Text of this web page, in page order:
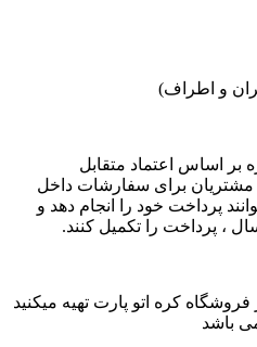
و اطراف)
بر اساس اعتماد متقابل
برای سفارشات داخل
پرداخت خود را انجام دهد و
، پرداخت را تکمیل کنند.
کره اتو پارت تهیه میکنید
باشد